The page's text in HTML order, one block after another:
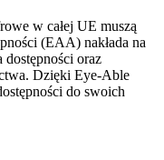
w całej UE muszą
(EAA) nakłada na
oraz
Dzięki Eye-Able
do swoich